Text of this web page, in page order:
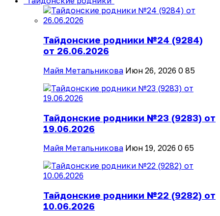
Тайдонские родники №24 (9284)
от 26.06.2026
Майя Метальникова Июн 26, 2026 0 85
Тайдонские родники №23 (9283) от
19.06.2026
Майя Метальникова Июн 19, 2026 0 65
Тайдонские родники №22 (9282) от
10.06.2026